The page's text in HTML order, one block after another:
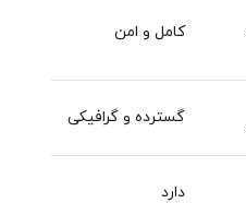
کامل و امن
گسترده و گرافیکی
دارد